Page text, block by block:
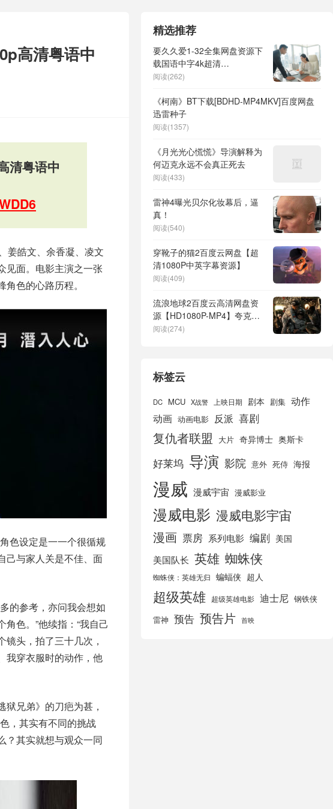
高清粤语中
清粤语中
姜皓文、余香凝、凌文
见面。电影主演之一张
色的心路历程。
色设定是一一个很循规
己与家人关是不佳、面
的参考，亦问我会想如
色。”他续指：“我自己
头，拍了三十几次，
我穿衣服时的动作，他
兄弟》的刀疤为甚，
，其实有不同的挑战
？其实就想与观众一同
精选推荐
要久久爱1-32全集网盘资源下
载国语中字4k超清
「BD1280P-MP4」阿里云盘
阅读(262)
《柯南》BT下载[BDHD-MP4MKV]百度网盘
迅雷种子
阅读(1357)
《月光光心慌慌》导演解释为
何迈克永远不会真正死去
阅读(433)
雷神4曝光贝尔化妆幕后，逼
真！
阅读(540)
穿靴子的猫2百度云网盘【超
清1080P中英字幕资源】
阅读(409)
流浪地球2百度云高清网盘资
源【HD1080P-MP4】夸克网
盘
阅读(274)
标签云
DC MCU X战警 上映日期 剧本 剧集 动作
动画 动画电影 反派 喜剧
复仇者联盟 大片 奇异博士 奥斯卡
好莱坞 导演 影院 意外 死侍 海报
漫威 漫威宇宙 漫威影业
漫威电影 漫威电影宇宙
漫画 票房 系列电影 编剧 美国
美国队长 英雄 蜘蛛侠
蜘蛛侠：英雄无归 蝙蝠侠 超人
超级英雄 超级英雄电影 迪士尼 钢铁侠
雷神 预告 预告片 首映